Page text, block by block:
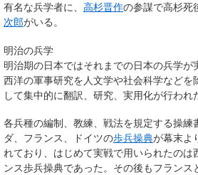
有名な兵学者に、 高杉晋作の参謀で高杉死
次郎がいる。
明治の兵学
明治期の日本ではそれまでの日本の兵学が
西洋の軍事研究を人文学や社会科学などを
して集中的に翻訳、研究、実用化が行われ
各兵種の編制、教練、戦法を規定する操練
ダ、フランス、ドイツの歩兵操典が幕末よ
れており、はじめて実戦で用いられたのは
ンス歩兵操典であった。その後もフランス